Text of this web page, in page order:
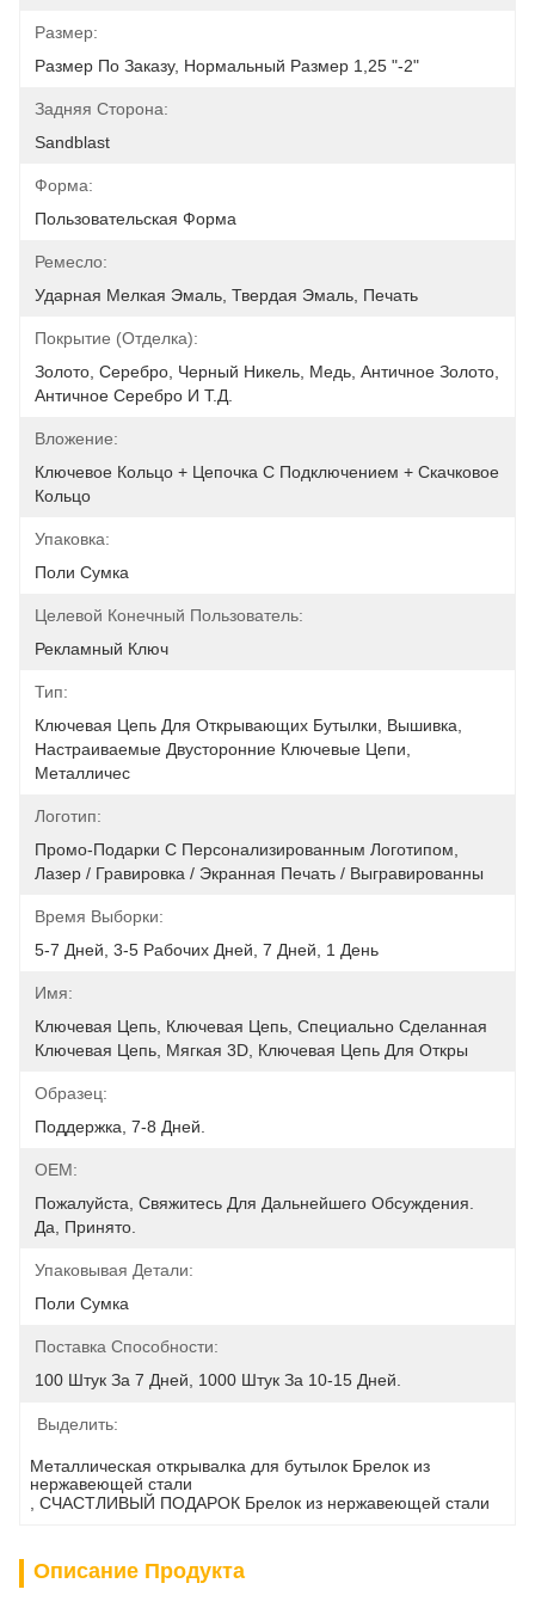
Размер:
Размер По Заказу, Нормальный Размер 1,25 "-2"
Задняя Сторона:
Sandblast
Форма:
Пользовательская Форма
Ремесло:
Ударная Мелкая Эмаль, Твердая Эмаль, Печать
Покрытие (отделка):
Золото, Серебро, Черный Никель, Медь, Античное Золото,
Античное Серебро И Т.д.
Вложение:
Ключевое Кольцо + Цепочка С Подключением + Скачковое
Кольцо
Упаковка:
Поли Сумка
Целевой Конечный Пользователь:
Рекламный Ключ
Тип:
Ключевая Цепь Для Открывающих Бутылки, Вышивка,
Настраиваемые Двусторонние Ключевые Цепи,
Металличес
Логотип:
Промо-Подарки С Персонализированным Логотипом,
Лазер / Гравировка / Экранная Печать / Выгравированны
Время Выборки:
5-7 Дней, 3-5 Рабочих Дней, 7 Дней, 1 День
Имя:
Ключевая Цепь, Ключевая Цепь, Специально Сделанная
Ключевая Цепь, Мягкая 3D, Ключевая Цепь Для Откры
Образец:
Поддержка, 7-8 Дней.
OEM:
Пожалуйста, Свяжитесь Для Дальнейшего Обсуждения.
Да, Принято.
Упаковывая Детали:
Поли Сумка
Поставка Способности:
100 Штук За 7 Дней, 1000 Штук За 10-15 Дней.
Выделить:
Металлическая открывалка для бутылок Брелок из
нержавеющей стали
СЧАСТЛИВЫЙ ПОДАРОК Брелок из нержавеющей стали
Описание Продукта